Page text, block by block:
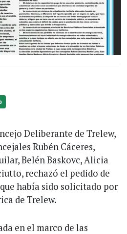
Deliberante de Trelew,
Rubén Cáceres,
Belén Baskovc, Alicia
rechazó el pedido de
había sido solicitado por
de Trelew.
en el marco de las